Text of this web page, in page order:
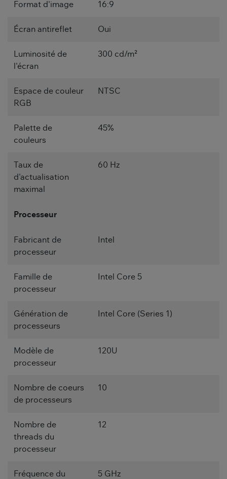
Format d'image 16:9
Écran antireflet Oui
Luminosité de
l'écran
300 cd/m²
Espace de couleur
RGB
NTSC
Palette de
couleurs
45%
Taux de
d'actualisation
maximal
60 Hz
Processeur
Fabricant de
processeur
Intel
Famille de
processeur
Intel Core 5
Génération de
processeurs
Intel Core (Series 1)
Modèle de
processeur
120U
Nombre de coeurs
de processeurs
10
Nombre de
threads du
processeur
12
Fréquence du
5 GHz